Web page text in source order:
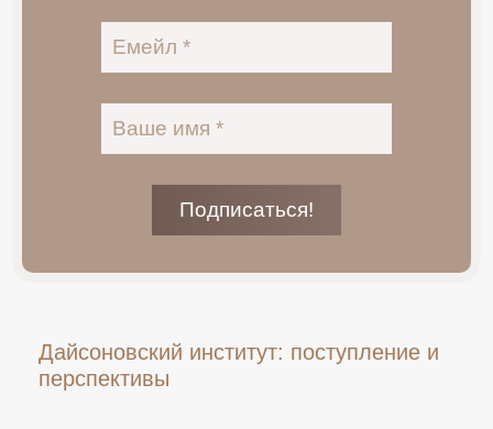
Дайсоновский институт: поступление и
перспективы